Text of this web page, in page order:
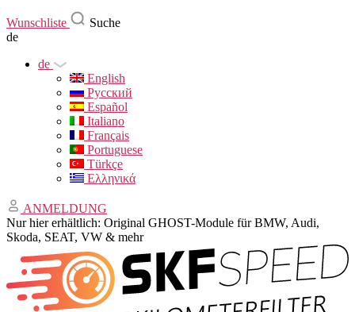
Wunschliste
Suche
de
de
English
Русский
Español
Italiano
Français
Portuguese
Türkçe
Ελληνικά
ANMELDUNG
Nur hier erhältlich: Original GHOST-Module für BMW, Audi,
Skoda, SEAT, VW & mehr